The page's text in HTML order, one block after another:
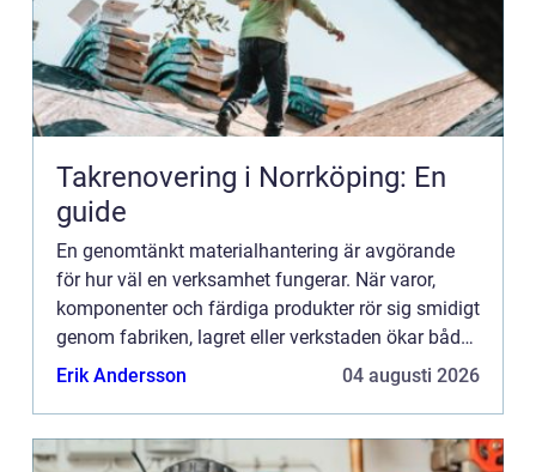
Takrenovering i Norrköping: En
guide
En genomtänkt materialhantering är avgörande
för hur väl en verksamhet fungerar. När varor,
komponenter och färdiga produkter rör sig smidigt
genom fabriken, lagret eller verkstaden ökar både
produktivitet och säkerhet. Samtidigt minskar
Erik Andersson 04 augusti 2026